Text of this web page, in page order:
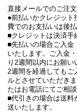
直接メールでのご注文
●前払いかクレジッ
費でのお支払いは後
■クレジットは決済手
■先払いの場合ご入金
いたします。ご入金
り2週間以内にお願い
2週間を経過してもご
ルとさせていただき
たはお電話にてご相談
■代引きの場合は送料
送いたします。